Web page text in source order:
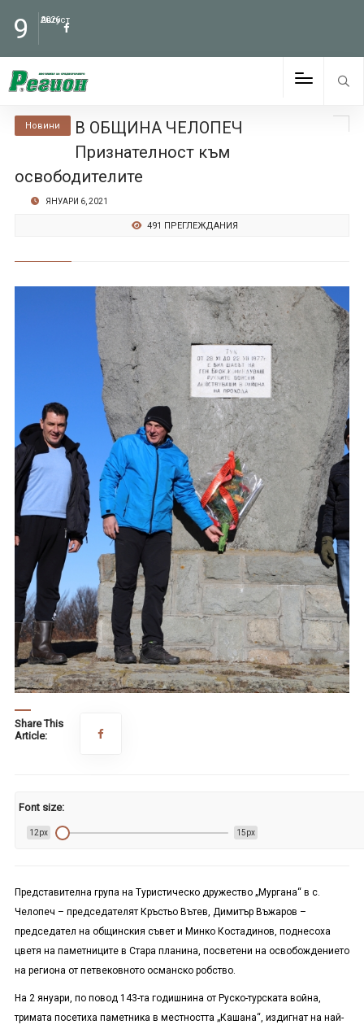
9 Август
2026
Новини
В ОБЩИНА ЧЕЛОПЕЧ
Признателност към
освободителите
ЯНУАРИ 6, 2021
491 ПРЕГЛЕЖДАНИЯ
Share This
Article:
Font size:
12px 15px
Представителна група на Туристическо дружество „Мургана“ в с.
Челопеч – председателят Кръстьо Вътев, Димитър Въжаров –
председател на общинския съвет и Минко Костадинов, поднесоха
цветя на паметниците в Стара планина, посветени на освобождението
на региона от петвековното османско робство.
На 2 януари, по повод 143-та годишнина от Руско-турската война,
тримата посетиха паметника в местността „Кашана“, издигнат на най-